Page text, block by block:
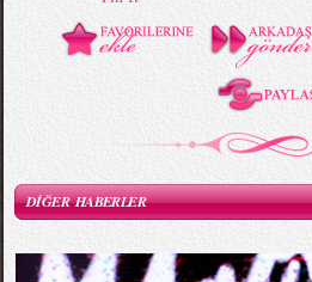
DİĞER HABERLER